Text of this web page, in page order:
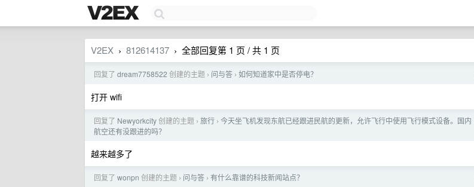
V2EX › 812614137 › 全部回复第 1 页 / 共 1 页
回复了 dream7758522 创建的主题 › 问与答 › 如何知道家中是否停电？
打开 wifi
回复了 Newyorkcity创建的主题 › 旅行 › 今天坐飞机发现东航已经跟进民航的更新，允许飞行中使用飞行模式设备。国内
航空还有没跟进的吗？
越来越多了
回复了 wonpn 创建的主题 › 问与答 › 有什么靠谱的科技新闻站点？